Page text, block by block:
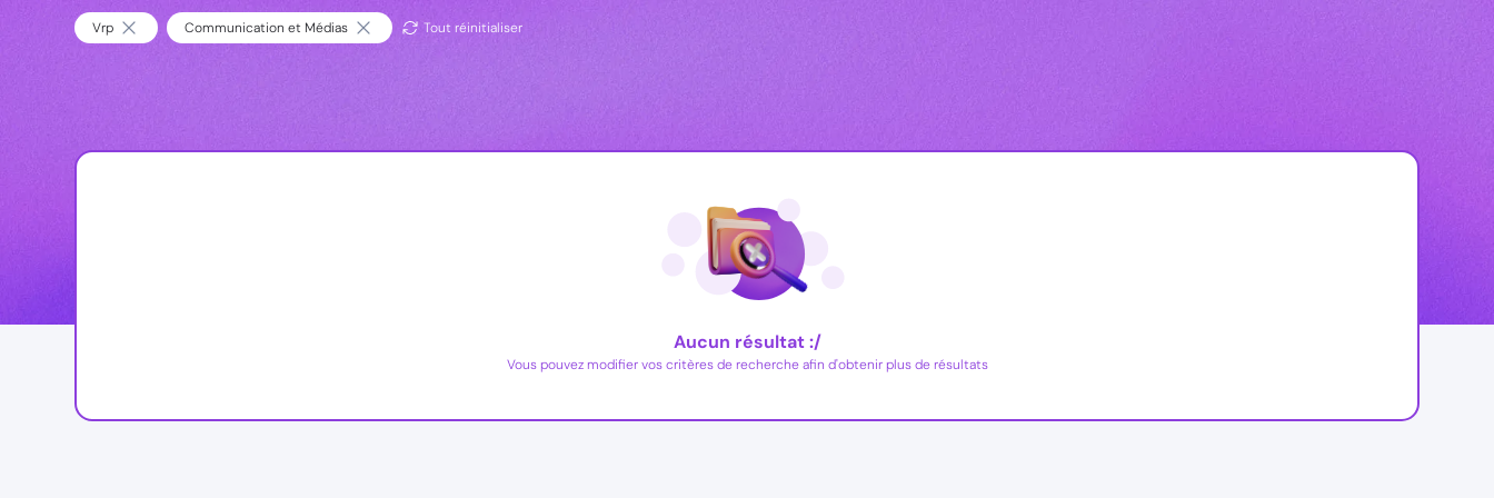
Vrp Communication et Médias Tout réinitialiser
Aucun résultat :/
Vous pouvez modifier vos critères de recherche afin d'obtenir plus de résultats